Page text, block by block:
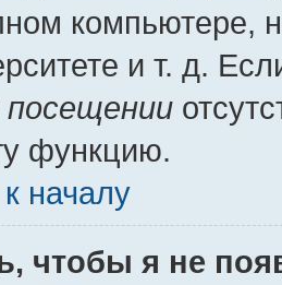
компьютере,
и т. д.
функцию.
началу
чтобы я не